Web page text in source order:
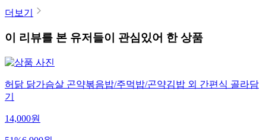
더보기
이 리뷰를 본 유저들이 관심있어 한 상품
허닭 닭가슴살 곤약볶음밥/주먹밥/곤약김밥 외 간편식 골라담
기
14,000원